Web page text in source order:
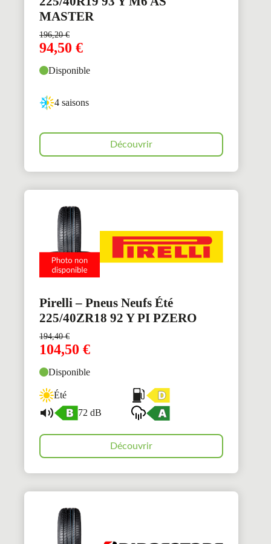
MASTER
196,20€
94,50 €
Disponible
4 saisons
Découvrir
Pirelli – Pneus Neufs Été
225/40ZR18 92 Y PI PZERO
194,40€
104,50 €
Disponible
Été
72 dB
Découvrir